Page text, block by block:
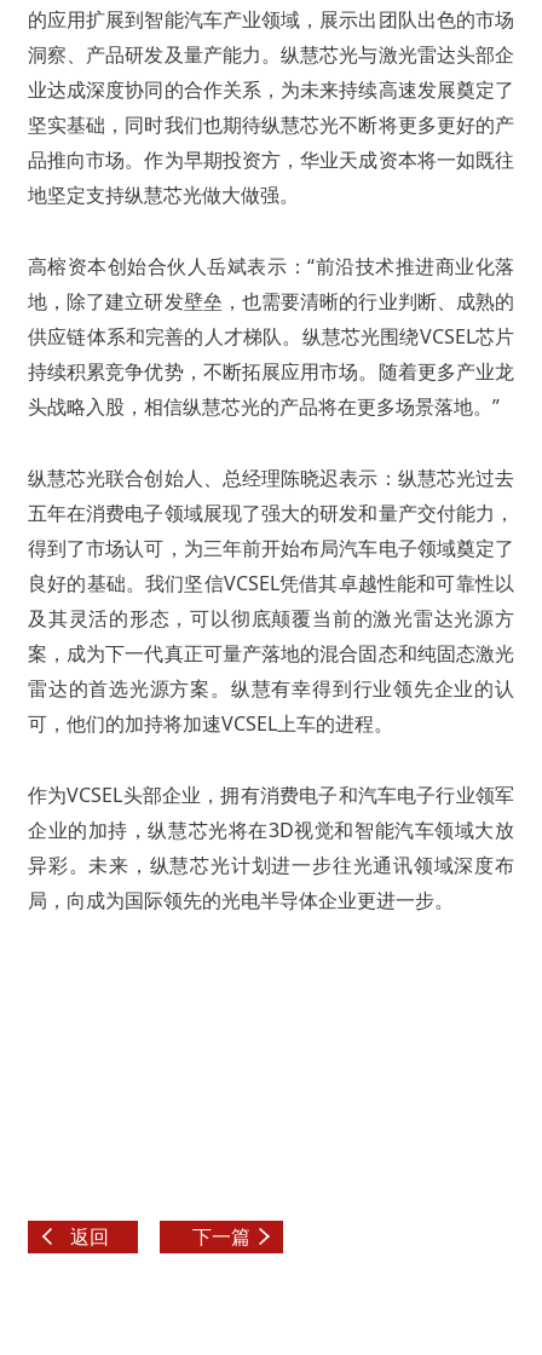
的应用扩展到智能汽车产业领域，展示出团队出色的市场
洞察、产品研发及量产能力。纵慧芯光与激光雷达头部企
业达成深度协同的合作关系，为未来持续高速发展奠定了
坚实基础，同时我们也期待纵慧芯光不断将更多更好的产
品推向市场。作为早期投资方，华业天成资本将一如既往
地坚定支持纵慧芯光做大做强。
高榕资本创始合伙人岳斌表示：“前沿技术推进商业化落
地，除了建立研发壁垒，也需要清晰的行业判断、成熟的
供应链体系和完善的人才梯队。纵慧芯光围绕VCSEL芯片
持续积累竞争优势，不断拓展应用市场。随着更多产业龙
头战略入股，相信纵慧芯光的产品将在更多场景落地。”
纵慧芯光联合创始人、总经理陈晓迟表示：纵慧芯光过去
五年在消费电子领域展现了强大的研发和量产交付能力，
得到了市场认可，为三年前开始布局汽车电子领域奠定了
良好的基础。我们坚信VCSEL凭借其卓越性能和可靠性以
及其灵活的形态，可以彻底颠覆当前的激光雷达光源方
案，成为下一代真正可量产落地的混合固态和纯固态激光
雷达的首选光源方案。纵慧有幸得到行业领先企业的认
可，他们的加持将加速VCSEL上车的进程。
作为VCSEL头部企业，拥有消费电子和汽车电子行业领军
企业的加持，纵慧芯光将在3D视觉和智能汽车领域大放
异彩。未来，纵慧芯光计划进一步往光通讯领域深度布
局，向成为国际领先的光电半导体企业更进一步。
返回 下一篇